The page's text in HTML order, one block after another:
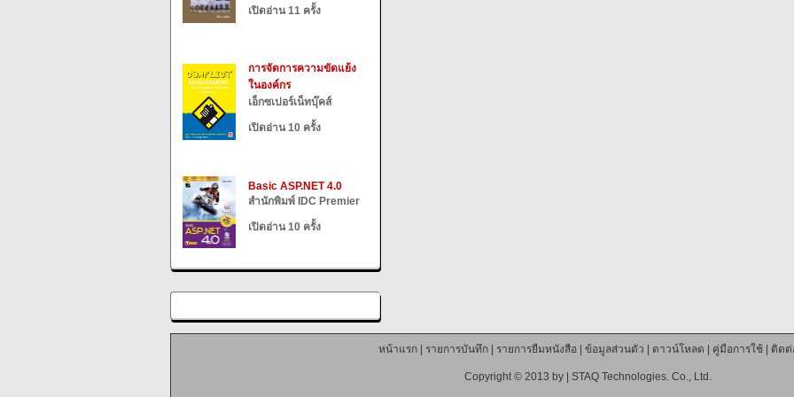
เปิดอ่าน 11 ครั้ง
การจัดการความขัดแย้ง
ในองค์กร
เอ็กซเปอร์เน็ทบุ๊คส์
เปิดอ่าน 10 ครั้ง
Basic ASP.NET 4.0
สำนักพิมพ์ IDC Premier
เปิดอ่าน 10 ครั้ง
หน้าแรก| รายการบันทึก| รายการยืมหนังสือ ข้อมูลส่วนตัว ดาวน์โหลด คู่มือการใช้| ติดต่
Copyright © 2013 by | STAQ Technologies. Co., Ltd.